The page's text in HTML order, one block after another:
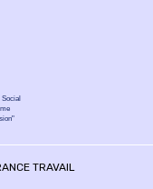
Social
TRAVAIL